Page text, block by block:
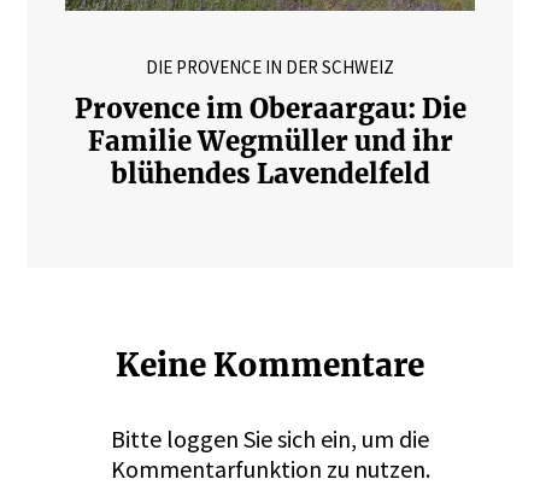
DIE PROVENCE IN DER SCHWEIZ
Provence im Oberaargau: Die
Familie Wegmüller und ihr
blühendes Lavendelfeld
Keine Kommentare
Bitte loggen Sie sich ein, um die
Kommentarfunktion zu nutzen.